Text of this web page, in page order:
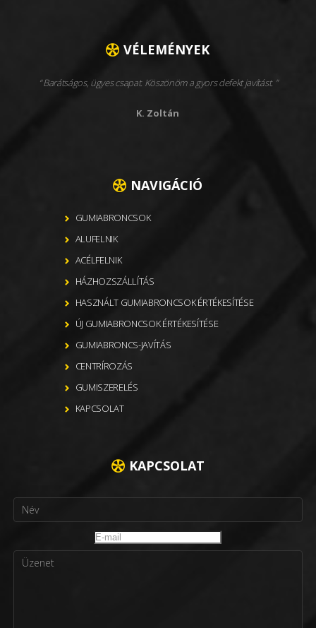
VÉLEMÉNYEK
Barátságos, ügyes csapat. Köszönöm a gyors defekt javítást.
K. Zoltán
NAVIGÁCIÓ
GUMIABRONCSOK
ALUFELNIK
ACÉLFELNIK
HÁZHOZSZÁLLÍTÁS
HASZNÁLT GUMIABRONCSOK ÉRTÉKESÍTÉSE
ÚJ GUMIABRONCSOK ÉRTÉKESÍTÉSE
GUMIABRONCS-JAVÍTÁS
CENTRÍROZÁS
GUMISZERELÉS
KAPCSOLAT
KAPCSOLAT